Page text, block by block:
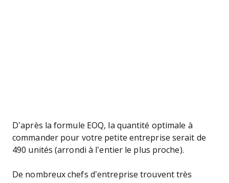
D’après la formule EOQ, la quantité optimale à
commander pour votre petite entreprise serait de
490 unités (arrondi à l’entier le plus proche).
De nombreux chefs d’entreprise trouvent très